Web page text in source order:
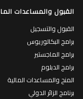
القبول والمساعدات
القبول والتسجيل
برامج البكالوريوس
برامج الماجستير
برامج الدبلوم
المنح والمساعدات المالية
برنامج الزائر الدولي